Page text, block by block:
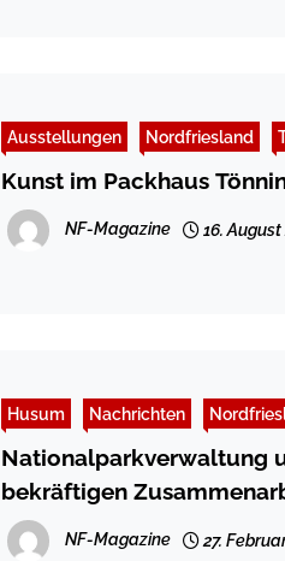
Ausstellungen Nordfriesland
Kunst im Packhaus
NF-Magazine 16. August
Husum Nachrichten
Nationalparkverwaltung
bekräftigen
NF-Magazine 27.